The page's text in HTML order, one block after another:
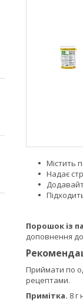
Містить
Надає
Порошок із
доповнення до
Приймати по
рецептами.
Примітка. 8 г